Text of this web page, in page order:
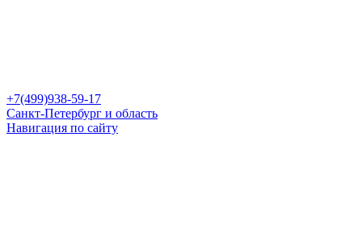
+7(499)938-59-17
Санкт-Петербург и область
Навигация по сайту